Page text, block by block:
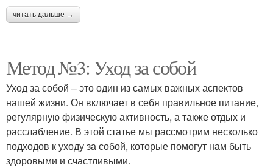
читать дальше →
Метод №3: Уход за собой
Уход за собой – это один из самых важных аспектов
нашей жизни. Он включает в себя правильное питание,
регулярную физическую активность, а также отдых и
расслабление. В этой статье мы рассмотрим несколько
подходов к уходу за собой, которые помогут нам быть
здоровыми и счастливыми.